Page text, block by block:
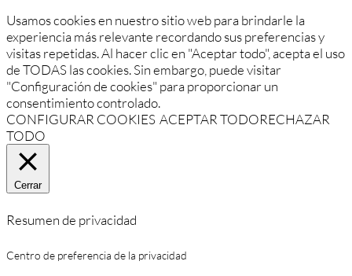
Usamos cookies en nuestro sitio web para brindarle la
experiencia más relevante recordando sus preferencias y
visitas repetidas. Al hacer clic en "Aceptar todo", acepta el uso
de TODAS las cookies. Sin embargo, puede visitar
"Configuración de cookies" para proporcionar un
consentimiento controlado.
CONFIGURAR COOKIES ACEPTAR TODORECHAZAR
TODO
Cerrar
Resumen de privacidad
Centro de preferencia de la privacidad